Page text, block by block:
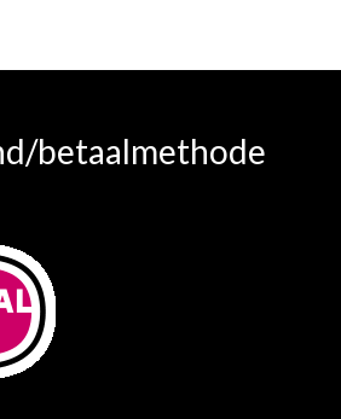
betaalmethode